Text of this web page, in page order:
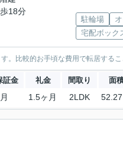
18分
駐輪場
宅配ボック
。比較的お手頃な費用で転居するこ
証金 礼金 間取り 面
1.5ヶ月 2LDK 52.27